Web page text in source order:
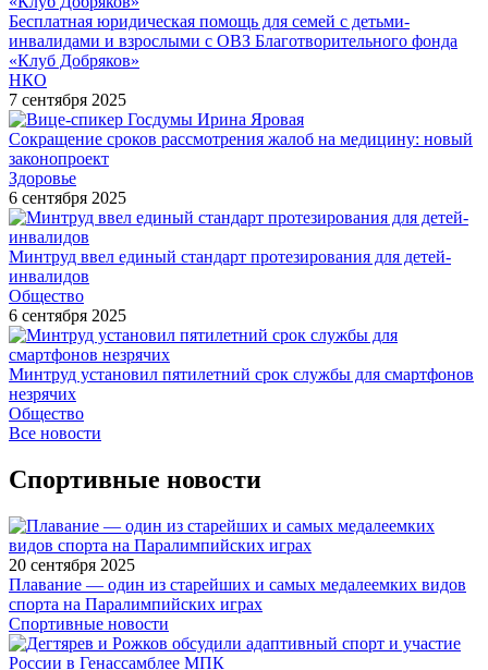
Бесплатная юридическая помощь для семей с детьми-
инвалидами и взрослыми с ОВЗ Благотворительного фонда
«Клуб Добряков»
НКО
7 сентября 2025
Сокращение сроков рассмотрения жалоб на медицину: новый
законопроект
Здоровье
6 сентября 2025
Минтруд ввел единый стандарт протезирования для детей-
инвалидов
Общество
6 сентября 2025
Минтруд установил пятилетний срок службы для смартфонов
незрячих
Общество
Все новости
Спортивные новости
20 сентября 2025
Плавание — один из старейших и самых медалеемких видов
спорта на Паралимпийских играх
Спортивные новости